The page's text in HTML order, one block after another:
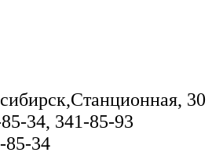
30
34, 341-85-93
85-34